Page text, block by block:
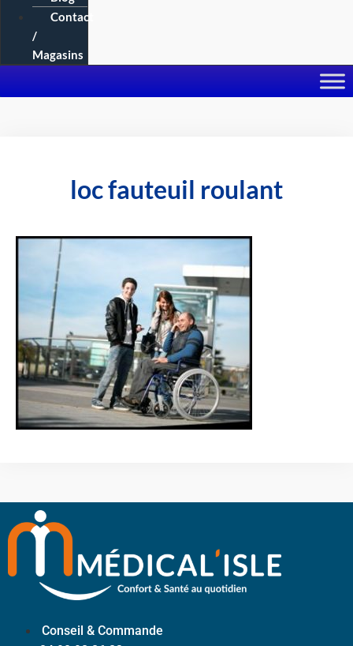
Contact
/
Magasins
loc fauteuil roulant
Conseil & Commande